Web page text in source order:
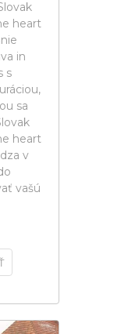
heart
in
s
sa
heart
v
vašú